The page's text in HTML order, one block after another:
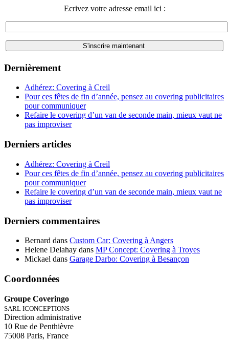
Ecrivez votre adresse email ici :
Dernièrement
Adhérez: Covering à Creil
Pour ces fêtes de fin d’année, pensez au covering publicitaires
pour communiquer
Refaire le covering d’un van de seconde main, mieux vaut ne
pas improviser
Derniers articles
Adhérez: Covering à Creil
Pour ces fêtes de fin d’année, pensez au covering publicitaires
pour communiquer
Refaire le covering d’un van de seconde main, mieux vaut ne
pas improviser
Derniers commentaires
Bernard dans Custom Car: Covering à Angers
Helene Delahay dans MP Concept: Covering à Troyes
Mickael dans Garage Darbo: Covering à Besançon
Coordonnées
Groupe Coveringo
SARL ICONCEPTIONS
Direction administrative
10 Rue de Penthièvre
75008 Paris, France